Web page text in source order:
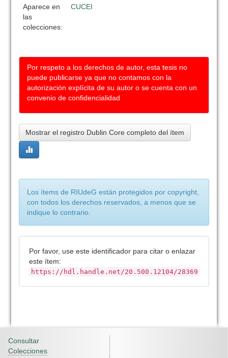
Aparece en
las
colecciones:
CUCEI
Por respeto a los derechos de autor, esta tesis no
puede publicarse ya que no contamos con la
autorización explícita de su autor o se cuenta con un
convenio de confidencialidad
Mostrar el registro Dublin Core completo del ítem
Los ítems de RIUdeG están protegidos por copyright,
con todos los derechos reservados, a menos que se
indique lo contrario.
Por favor, use este identificador para citar o enlazar
este ítem:
https://hdl.handle.net/20.500.12104/28369
Consultar
Colecciones